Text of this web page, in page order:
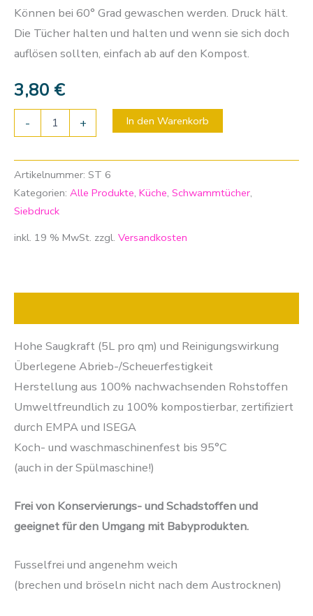
Können bei 60° Grad gewaschen werden. Druck hält.
Die Tücher halten und halten und wenn sie sich doch
auflösen sollten, einfach ab auf den Kompost.
3,80 €
- + In den Warenkorb
Artikelnummer: ST 6
Kategorien: Alle Produkte, Küche, Schwammtücher,
Siebdruck
inkl. 19 % MwSt. zzgl. Versandkosten
Hohe Saugkraft (5L pro qm) und Reinigungswirkung
Überlegene Abrieb-/Scheuerfestigkeit
Herstellung aus 100% nachwachsenden Rohstoffen
Umweltfreundlich zu 100% kompostierbar, zertifiziert
durch EMPA und ISEGA
Koch- und waschmaschinenfest bis 95°C
(auch in der Spülmaschine!)
Frei von Konservierungs- und Schadstoffen und
geeignet für den Umgang mit Babyprodukten.
Fusselfrei und angenehm weich
(brechen und bröseln nicht nach dem Austrocknen)